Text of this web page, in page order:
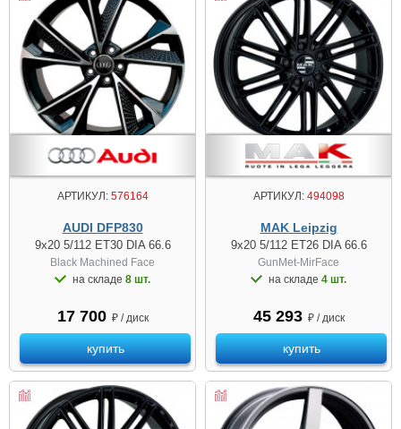
АРТИКУЛ:576164
AUDI DFP830
9x20 5/112 ET30 DIA 66.6
Black Machined Face
на складе 8 шт.
17 700 ₽ / диск
купить
АРТИКУЛ:494098
MAK Leipzig
9x20 5/112 ET26 DIA 66.6
GunMet-MirFace
на складе 4 шт.
45 293 ₽ / диск
купить